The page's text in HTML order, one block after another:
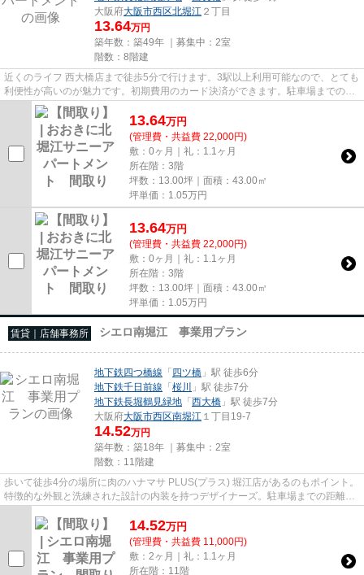
大阪府大阪市西区北堀江 ２丁目
13.64万円
築年数：築49年 ｜募集中： 2室
階数：8階建
近くのライフ 西大橋店まで徒歩5分で行けます。3駅以上利用可能なので、とても
利便性が高いのが魅力です。初期費用のカード決済ができます。駐車場までの距
離は300mです。周辺には、徒...
13.64万円
(管理費・共益費 22,000円)
敷：0ヶ月｜礼：1.1ヶ月
所在階：3階
坪数：13.00坪｜面積：43.00㎡
坪単価： 1.05万円
13.64万円
(管理費・共益費 22,000円)
敷：0ヶ月｜礼：1.1ヶ月
所在階：3階
坪数：13.00坪｜面積：43.00㎡
坪単価： 1.05万円
賃貸｜店舗事務所 シエロ南堀江 事業用プラン
地下鉄四つ橋線 「四ツ橋 」駅 徒歩6分
地下鉄千日前線 「桜川
」駅 徒歩7分
地下鉄長堀鶴見緑地 「西大橋 」駅 徒歩7分
大阪府大阪市西区南堀江 １丁目19-7
14.52万円
築年数：築18年 ｜募集中： 2室
階数：11階建
歩いて徒歩4分の場所に肉のハナマサ PLUS(プラス) 堀江店があるのもポイント。
特徴的な外観と洗練された設計の内装を持つデザイナーズ。駐車場までの距離は
150mです。11階建てで、街並...
14.52万円
(管理費・共益費 11,000円)
敷：2ヶ月｜礼：1.1ヶ月
所在階：11階